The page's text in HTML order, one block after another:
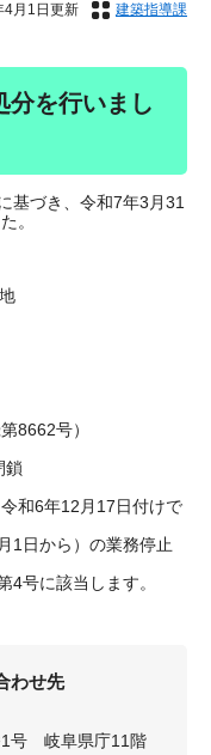
4月1日更新 建築指導課
分を行いまし
基づき、令和7年3月31
。
8662号）
鎖
和6年12月17日付けで
日から）の業務停止
号に該当します。
わせ先
1号 岐阜県庁11階